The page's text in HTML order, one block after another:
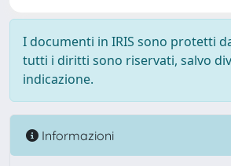
I documenti in IRIS sono protetti
tutti i diritti sono riservati, salvo
indicazione.
Informazioni